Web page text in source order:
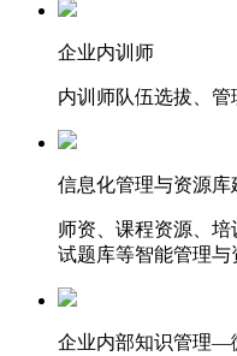
企业内训师
内训师队伍选拔、
信息化管理与资源库
师资、课程资源、
试题库等智能管理与
企业内部知识管理—